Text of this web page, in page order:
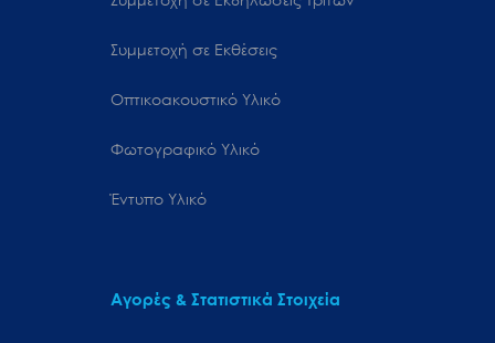
Συμμετοχή σε Εκθέσεις
Οπτικοακουστικό Υλικό
Φωτογραφικό Υλικό
Έντυπο Υλικό
Αγορές & Στατιστικά Στοιχεία